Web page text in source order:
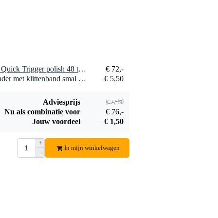
1 x Doughty T58500 Titan Quick Trigger polish 48 to 80mm
€ 72,-
1 x Innox Snap 27 kabelbinder met klittenband smal zwart (10 stuks)
€ 5,50
Adviesprijs € 77,50
Nu als combinatie voor
€ 76,-
Jouw voordeel
€ 1,50
+
-
In mijn winkelwagen